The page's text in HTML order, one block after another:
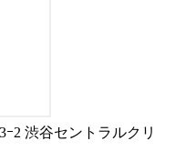
2 渋谷セントラルクリ